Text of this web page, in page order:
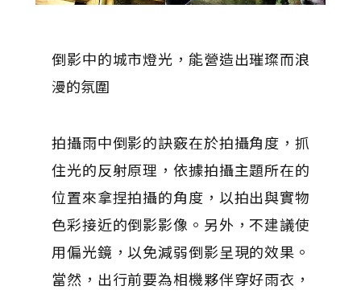
倒影中的城市燈光，能營造出璀璨而浪
漫的氛圍
拍攝雨中倒影的訣竅在於拍攝角度，抓
住光的反射原理，依據拍攝主題所在的
位置來拿捏拍攝的角度，以拍出與實物
色彩接近的倒影影像。另外，不建議使
用偏光鏡，以免減弱倒影呈現的效果。
當然，出行前要為相機夥伴穿好雨衣，